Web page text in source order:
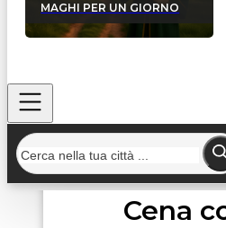
MAGHI PER UN GIORNO
Cena